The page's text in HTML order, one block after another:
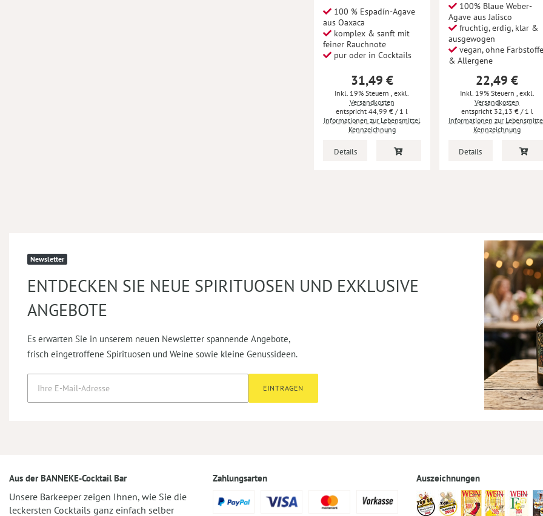
100 % Espadín-Agave
aus Oaxaca
komplex & sanft mit
feiner Rauchnote
pur oder in Cocktails
31,49 €
Inkl. 19% Steuern, exkl.
Versandkosten
44,99 € / 1 l
Informationen zur Lebensmittel
Kennzeichnung
Details
100% Blaue Weber-
Agave aus Jalisco
fruchtig, erdig, klar &
ausgewogen
vegan, ohne Farbstoffe
& Allergene
22,49 €
Inkl. 19% Steuern , exkl.
Versandkosten
32,13 €/ 1 l
Informationen zur
Kennzeichnung
Details
Newsletter
ENTDECKEN SIE NEUE SPIRITUOSEN UND EXKLUSIVE
ANGEBOTE
Es erwarten Sie in unserem neuen Newsletter spannende Angebote,
frisch eingetroffene Spirituosen und Weine sowie kleine Genussideen.
EINTRAGEN
Aus der BANNEKE-Cocktail Bar
Unsere Barkeeper zeigen Ihnen, wie Sie die
leckersten Cocktails ganz einfach selber
Zahlungsarten Auszeichnungen